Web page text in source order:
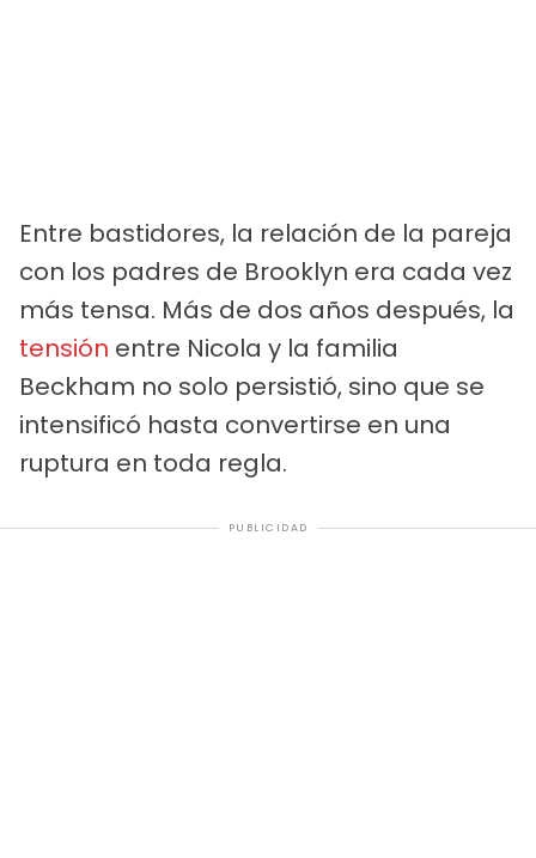
Entre bastidores, la relación de la pareja
con los padres de Brooklyn era cada vez
más tensa. Más de dos años después, la
tensión entre Nicola y la familia
Beckham no solo persistió, sino que se
intensificó hasta convertirse en una
ruptura en toda regla.
PUBLICIDAD